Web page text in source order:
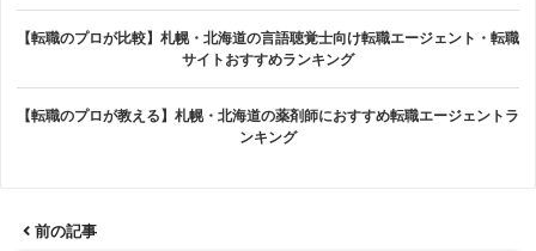
【転職のプロが比較】札幌・北海道の言語聴覚士向け転職エージェント・転職
サイトおすすめランキング
【転職のプロが教える】札幌・北海道の薬剤師におすすめ転職エージェントラ
ンキング
前の記事